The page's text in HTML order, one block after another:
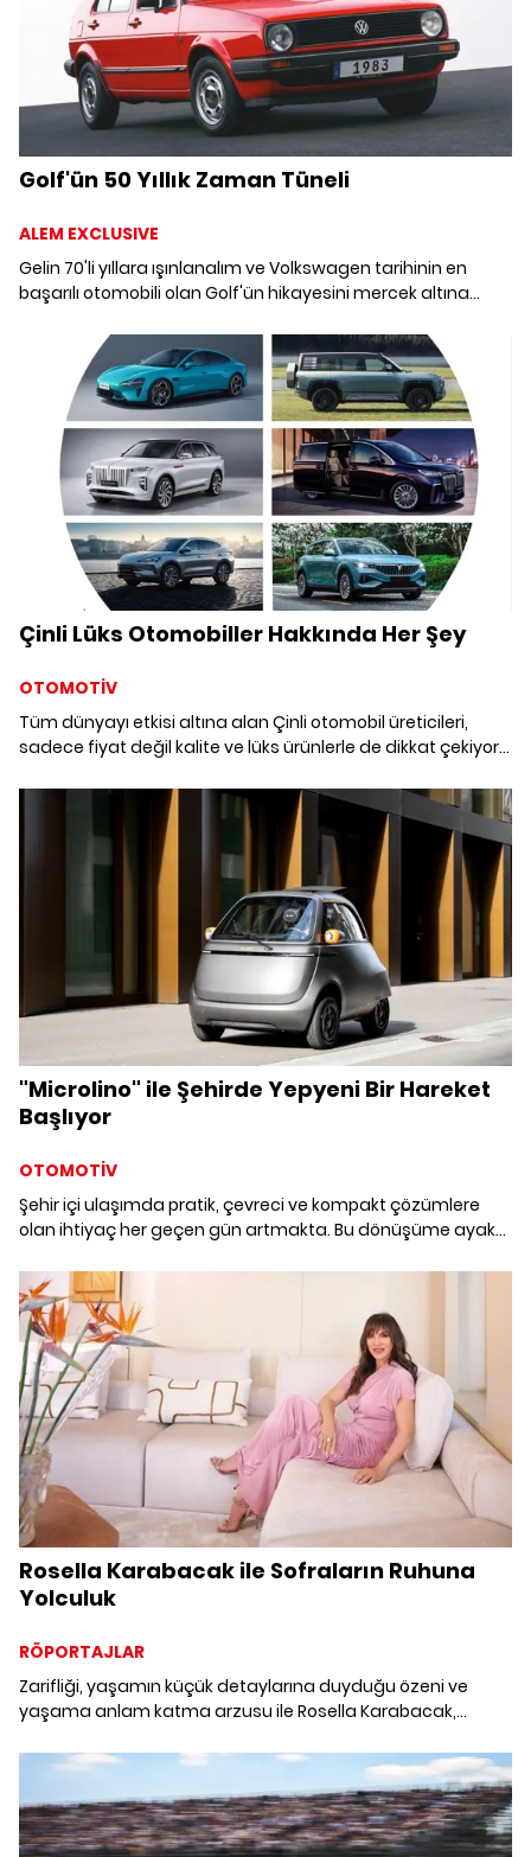
Golf'ün 50 Yıllık Zaman Tüneli
ALEM EXCLUSIVE
Gelin 70'li yıllara ışınlanalım ve Volkswagen tarihinin en
başarılı otomobili olan Golf'ün hikayesini mercek altına
jenerasyon geçirdi peki o arada dünyada neler oldu?
Çinli Lüks Otomobiller Hakkında Her Şey
OTOMOTİV
Tüm dünyayı etkisi altına alan Çinli otomobil üreticileri,
sadece fiyat değil kalite ve lüks ürünlerle de dikkat çekiyor.
otomobilleri var. Listemizde Çin devlet başkanının kullandığı
makam arabasını da bulabilirsiniz.
"Microlino" ile Şehirde Yepyeni Bir Hareket
Başlıyor
OTOMOTİV
Şehir içi ulaşımda pratik, çevreci ve kompakt çözümlere
olan ihtiyaç her geçen gün artmakta. Bu dönüşüme ayak
alanına adım atıyor.
Rosella Karabacak ile Sofraların Ruhuna
Yolculuk
RÖPORTAJLAR
Zarifliği, yaşamın küçük detaylarına duyduğu özeni ve
yaşama anlam katma arzusu ile Rosella Karabacak,
heyecanını yaşadığı, annesi Ester Ennekavi'nin tarifleriyle
geçmişini ve geleceğini aynı sofrada buluşturan “Beyaz
Kiraz Reçeli” kitabına dair ise “Bu süreç aslında bir yolculuk
gibiydi” diyor.